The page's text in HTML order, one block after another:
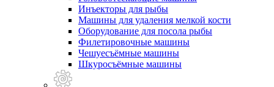
Инъекторы для рыбы
Машины для удаления мелкой кости
Оборудование для посола рыбы
Филетировочные машины
Чешуесъёмные машины
Шкуросъёмные машины